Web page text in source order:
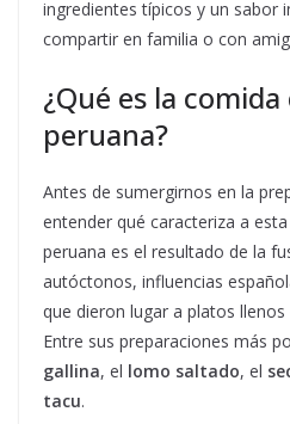
ingredientes típicos y un sabor
compartir en familia o con
¿Qué es la
peruana?
Antes de sumergirnos en la
entender qué caracteriza a
peruana es el resultado de la
autóctonos, influencias
que dieron lugar a platos
Entre sus preparaciones más
gallina, el lomo saltado, el
tacu.